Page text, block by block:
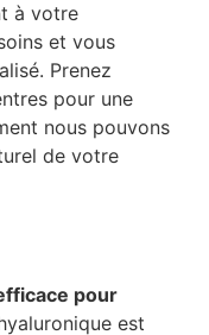
à votre
et vous
Prenez
pour une
nous pouvons
de votre
pour
est